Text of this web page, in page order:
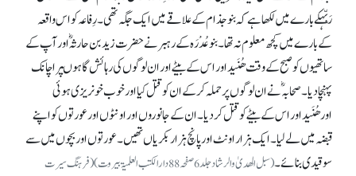
رَبّہکے بارے میں لکھا ہے کہ بنو جذام کے علاقے میں ایک جگہ تھی۔ رِفاعہ کو اس واقعہ
کے بارے میں کچھ معلوم نہ تھا۔ بنو عُدْرَہ کے رہبر نے حضرت زید بن حارثہؓ اور آپ کے
ساتھیوں کو صبح کے وقت ھُنَیداور اس کے بیٹے اور ان لوگوں کی رہائش گاہوںپر اچانک
پہنچا دیا۔ صحابہؓ نے ان لوگوں پر حملہ کر کے ان کو قتل کیا اور خوب خونریزی ہوئی
اورھُنَیداور اس کے بیٹے کو قتل کر دیا۔ ان کے جانوروں اور اونٹوں اور عورتوں کو اپنے
قبضہ میں لے لیا۔ ایک ہزار اونٹ اور پانچ ہزار بکریاں تھیں۔ عورتوں اور بچوں میں سے
سو قیدی بنائے۔
(سبل الھدیٰ والرشاد جلد6صفحہ88دارالکتب العلمیۃ بیروت)(فرہنگ سیرت